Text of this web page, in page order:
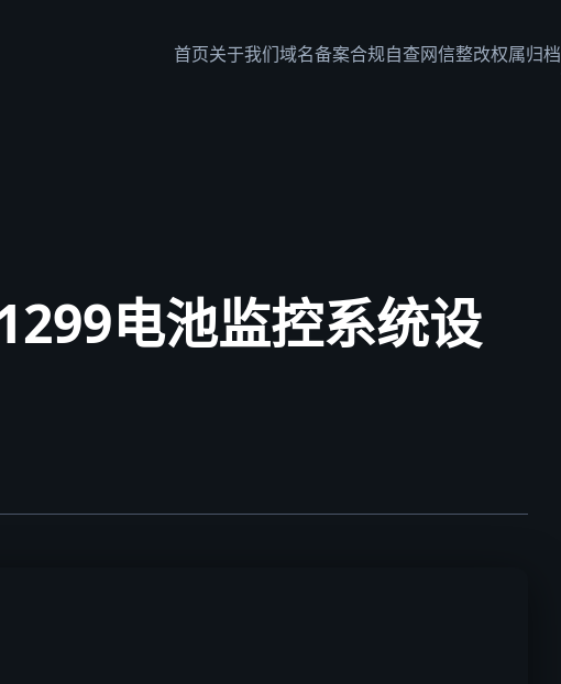
首页关于我们域名备案合规自查网信整改权属归档
电池监控系统设